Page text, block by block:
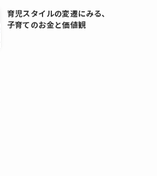
育児スタイルの変遷にみる、
子育てのお金と価値観